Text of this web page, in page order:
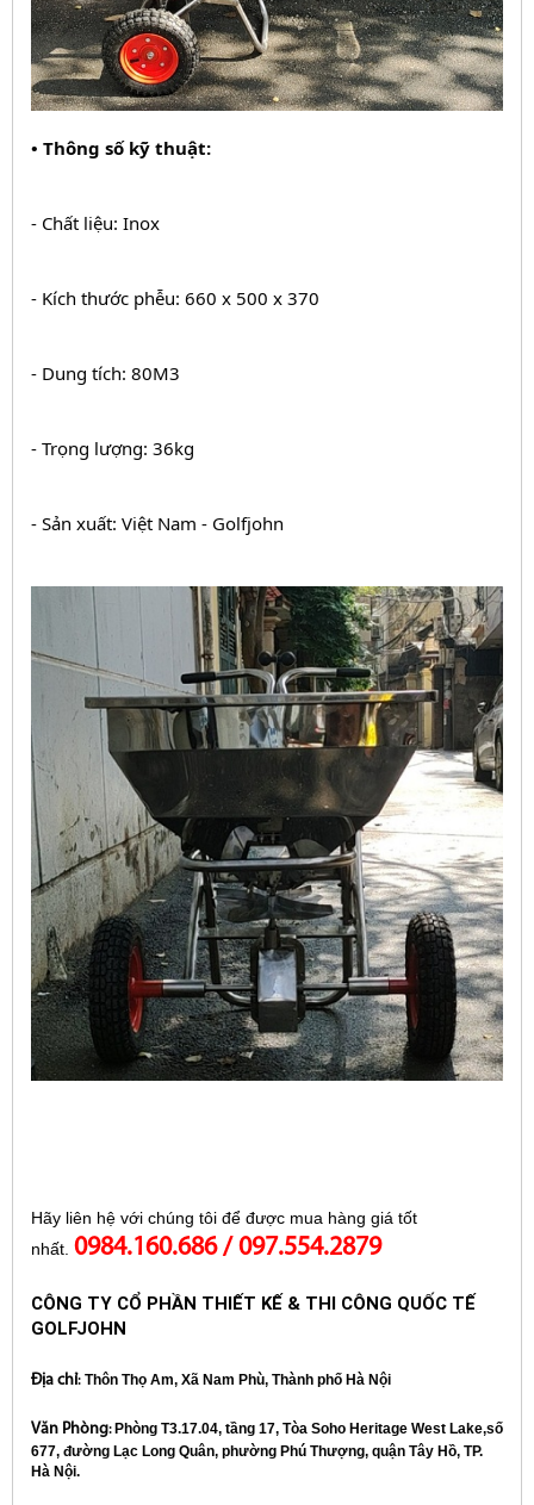
• Thông số kỹ thuật:
- Chất liệu: Inox
- Kích thước phễu: 660 x 500 x 370
- Dung tích: 80M3
- Trọng lượng: 36kg
- Sản xuất: Việt Nam - Golfjohn
Hãy liên hệ với chúng tôi để được mua hàng giá tốt
nhất. 0984.160.686 / 097.554.2879
CÔNG TY CỔ PHẦN THIẾT KẾ & THI CÔNG QUỐC TẾ
GOLFJOHN
Địa chỉ: Thôn Thọ Am, Xã Nam Phù, Thành phố Hà Nội
Văn Phòng: Phòng T3.17.04, tầng 17, Tòa Soho Heritage West Lake,số
677, đường Lạc Long Quân, phường Phú Thượng, quận Tây Hồ, TP.
Hà Nội.